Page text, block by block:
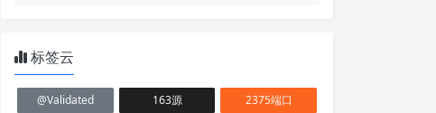
标签云
@Validated 163源
2375端口